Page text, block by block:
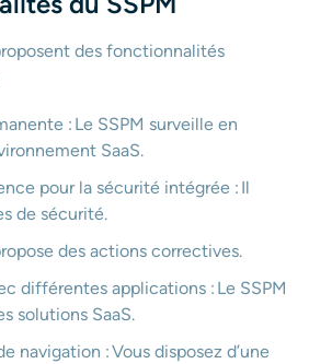
des fonctionnalités
: Le SSPM surveille en
SaaS.
pour la sécurité intégrée : Il
de sécurité.
des actions correctives.
différentes applications : Le SSPM
solutions SaaS.
navigation : Vous disposez d’une